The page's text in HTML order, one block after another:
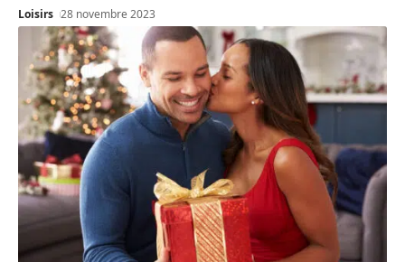
Loisirs 28 novembre 2023